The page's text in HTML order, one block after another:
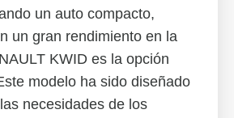
un auto compacto,
un gran rendimiento en la
KWID es la opción
modelo ha sido diseñado
necesidades de los